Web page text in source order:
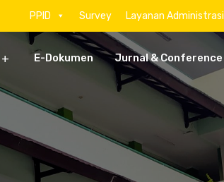
PPID Survey Layanan Administrasi
E-Dokumen Jurnal & Conference